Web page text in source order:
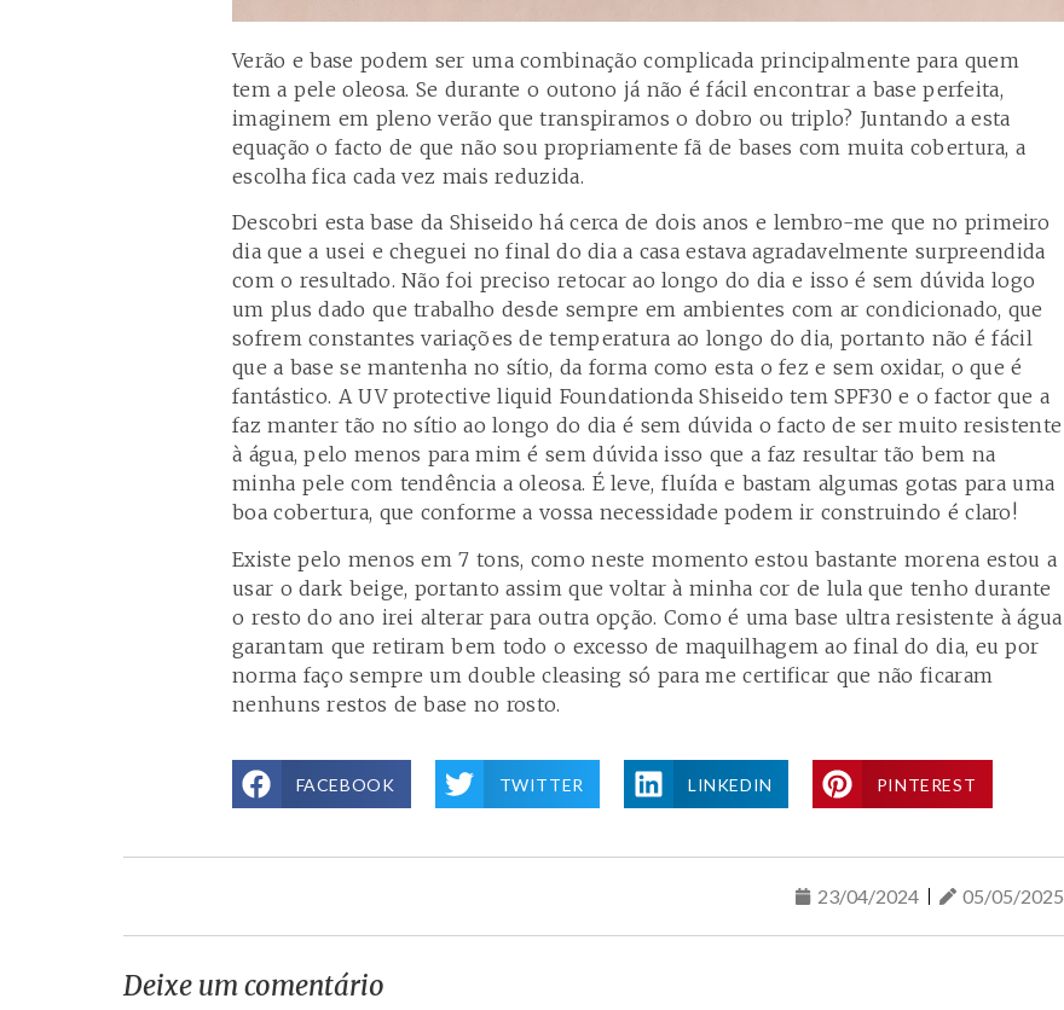
Verão e base podem ser uma combinação complicada principalmente para quem
tem a pele oleosa. Se durante o outono já não é fácil encontrar a base perfeita,
imaginem em pleno verão que transpiramos o dobro ou triplo? Juntando a esta
equação o facto de que não sou propriamente fã de bases com muita cobertura, a
escolha fica cada vez mais reduzida.
Descobri esta base da Shiseido há cerca de dois anos e lembro-me que no primeiro
dia que a usei e cheguei no final do dia a casa estava agradavelmente surpreendida
com o resultado. Não foi preciso retocar ao longo do dia e isso é sem dúvida logo
um plus dado que trabalho desde sempre em ambientes com ar condicionado, que
sofrem constantes variações de temperatura ao longo do dia, portanto não é fácil
que a base se mantenha no sítio, da forma como esta o fez e sem oxidar, o que é
fantástico. AUV protective liquid Foundationda Shiseido tem SPF30 e o factor que a
faz manter tão no sítio ao longo do dia é sem dúvida o facto de ser muito resistente
à água, pelo menos para mim é sem dúvida isso que a faz resultar tão bem na
minha pele com tendência a oleosa. É leve, fluída e bastam algumas gotas para uma
boa cobertura, que conforme a vossa necessidade podem ir construindo é claro!
Existe pelo menos em 7 tons, como neste momento estou bastante morena estou a
usar o dark beige, portanto assim que voltar à minha cor de lula que tenho durante
o resto do ano irei alterar para outra opção. Como é uma base ultra resistente à água
garantam que retiram bem todo o excesso de maquilhagem ao final do dia, eu por
norma faço sempre um double cleasing só para me certificar que não ficaram
nenhuns restos de base no rosto.
FACEBOOK TWITTER LINKEDIN PINTEREST
23/04/2024 05/05/2025
Deixe um comentário